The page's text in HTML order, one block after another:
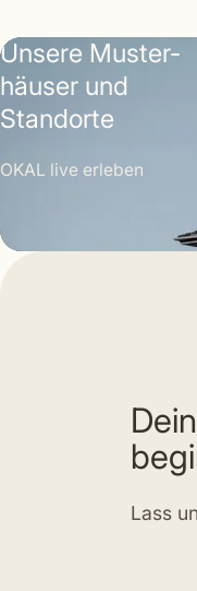
Unsere Muster­
häuser und
Standorte
OKAL live erleben
Lass